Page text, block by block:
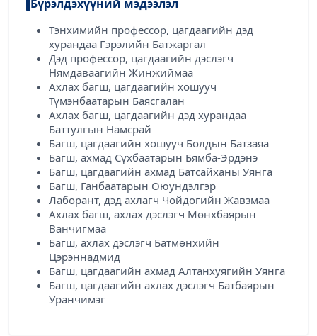
Бүрэлдэхүүний мэдээлэл
Тэнхимийн профессор, цагдаагийн дэд
хурандаа Гэрэлийн Батжаргал
Дэд профессор, цагдаагийн дэслэгч
Нямдаваагийн Жинжиймаа
Ахлах багш, цагдаагийн хошууч
Түмэнбаатарын Баясгалан
Ахлах багш, цагдаагийн дэд хурандаа
Баттулгын Намсрай
Багш, цагдаагийн хошууч Болдын Батзаяа
Багш, ахмад Сүхбаатарын Бямба-Эрдэнэ
Багш, цагдаагийн ахмад Батсайханы Уянга
Багш, Ганбаатарын Оюундэлгэр
Лаборант, дэд ахлагч Чойдогийн Жавзмаа
Ахлах багш, ахлах дэслэгч Мөнхбаярын
Ванчигмаа
Багш, ахлах дэслэгч Батмөнхийн
Цэрэннадмид
Багш, цагдаагийн ахмад Алтанхуягийн Уянга
Багш, цагдаагийн ахлах дэслэгч Батбаярын
Уранчимэг